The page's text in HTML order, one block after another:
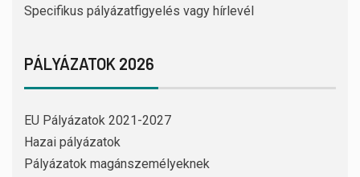
Specifikus pályázatfigyelés vagy hírlevél
PÁLYÁZATOK 2026
EU Pályázatok 2021-2027
Hazai pályázatok
Pályázatok magánszemélyeknek